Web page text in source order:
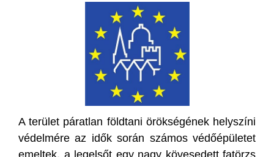
A terület páratlan földtani örökségének helyszíni
védelmére az idők során számos védőépületet